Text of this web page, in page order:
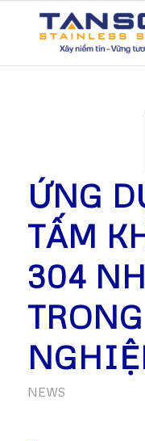
ỨNG
TẤM
304
NEWS